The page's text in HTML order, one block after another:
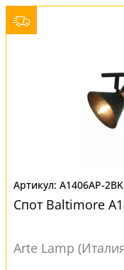
A1406AP-2BK
Спот Baltimore
Arte Lamp